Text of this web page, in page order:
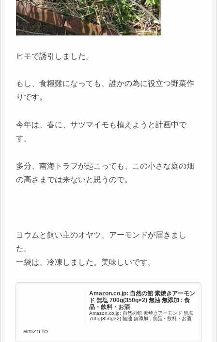
ヒモで誘引しました。
もし、食糧難になっても、誰かの為に役立つ野菜作
りです。
今年は、春に、サツマイモも植えようと計画中で
す。
多分、南海トラフが起こっても、この小さな庭の畑
の高さまでは来ないと思うので。
ヨウムと飼い主のオヤツ、アーモンドが届きまし
た。
一袋は、冷凍しました。美味しいです。
Amazon.co.jp: 自然の館 素焼きアーモン
ド 無塩 700g(350g×2) 無油 無添加 : 食
品・飲料・お酒
Amazon.co.jp: 自然の館 素焼きアーモンド 無塩
700g(350g×2) 無油 無添加 : 食品・飲料・お酒
amzn.to